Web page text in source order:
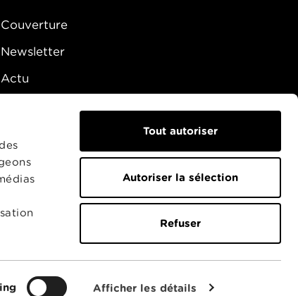
Afficher les détails
Tout autoriser
Autoriser la sélection
Refuser
Couverture
Newsletter
Actu